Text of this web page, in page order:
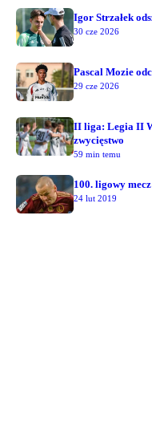
Igor Strzałek
30 cze 2026
Pascal Mozie
29 cze 2026
II liga: Legia II
zwycięstwo
59 min temu
100. ligowy
24 lut 2019